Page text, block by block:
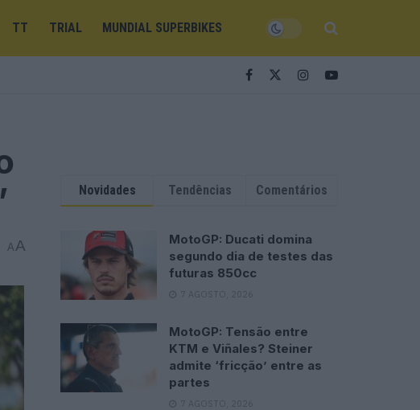
TT TRIAL MUNDIAL SUPERBIKES
AA
Novidades Tendências Comentários
MotoGP: Ducati domina
segundo dia de testes das
futuras 850cc
7 AGOSTO, 2026
MotoGP: Tensão entre
KTM e Viñales? Steiner
admite ‘fricção’ entre as
partes
7 AGOSTO, 2026